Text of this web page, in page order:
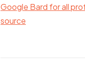
Google Bard for all
source